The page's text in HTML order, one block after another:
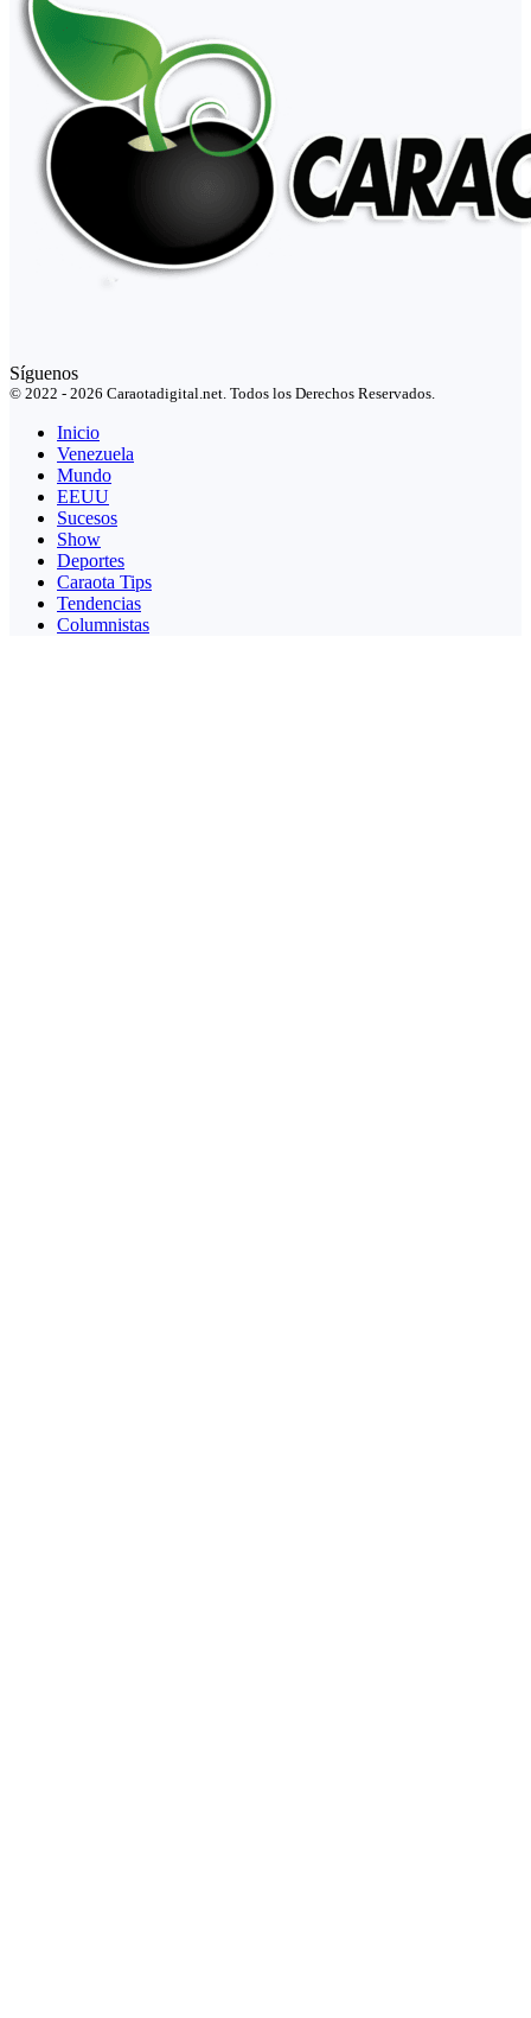
Síguenos
© 2022 - 2026 Caraotadigital.net. Todos los Derechos Reservados.
Inicio
Venezuela
Mundo
EEUU
Sucesos
Show
Deportes
Caraota Tips
Tendencias
Columnistas